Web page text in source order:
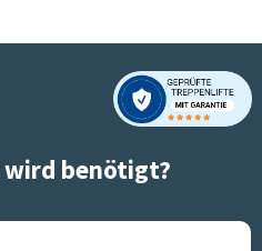
benötigt?